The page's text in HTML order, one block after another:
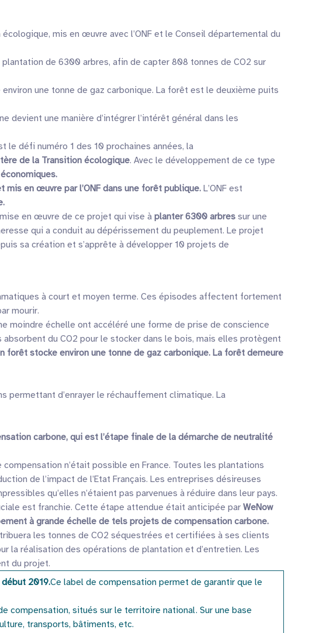
mis en œuvre avec l’ONF et le Conseil départemental du
de 6300 arbres, afin de capter 808 tonnes de CO2 sur
une tonne de gaz carbonique. La forêt est le deuxième puits
devient une manière d’intégrer l’intérêt général dans les
défi numéro 1 des 10 prochaines années, la
de la Transition écologique. Avec le développement de ce type
en œuvre par l’ONF dans une forêt publique. L’ONF est
en œuvre de ce projet qui vise à planter 6300 arbres sur une
qui a conduit au dépérissement du peuplement. Le projet
sa création et s’apprête à développer 10 projets de
à court et moyen terme. Ces épisodes affectent fortement
mourir.
moindre échelle ont accéléré une forme de prise de conscience
du CO2 pour le stocker dans le bois, mais elles protègent
forêt stocke environ une tonne de gaz carbonique. La forêt demeure
permettant d’enrayer le réchauffement climatique. La
carbone, qui est l’étape finale de la démarche de neutralité
n’était possible en France. Toutes les plantations
de l’impact de l’Etat Français. Les entreprises désireuses
qu’elles n’étaient pas parvenues à réduire dans leur pays.
est franchie. Cette étape attendue était anticipée par WeNow
à grande échelle de tels projets de compensation carbone.
les tonnes de CO2 séquestrées et certifiées à ses clients
la réalisation des opérations de plantation et d’entretien. Les
du projet.
2019.Ce label de compensation permet de garantir que le
compensation, situés sur le territoire national. Sur une base
transports, bâtiments, etc.